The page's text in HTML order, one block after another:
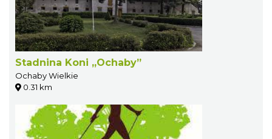
Stadnina Koni „Ochaby”
Ochaby Wielkie
0.31 km